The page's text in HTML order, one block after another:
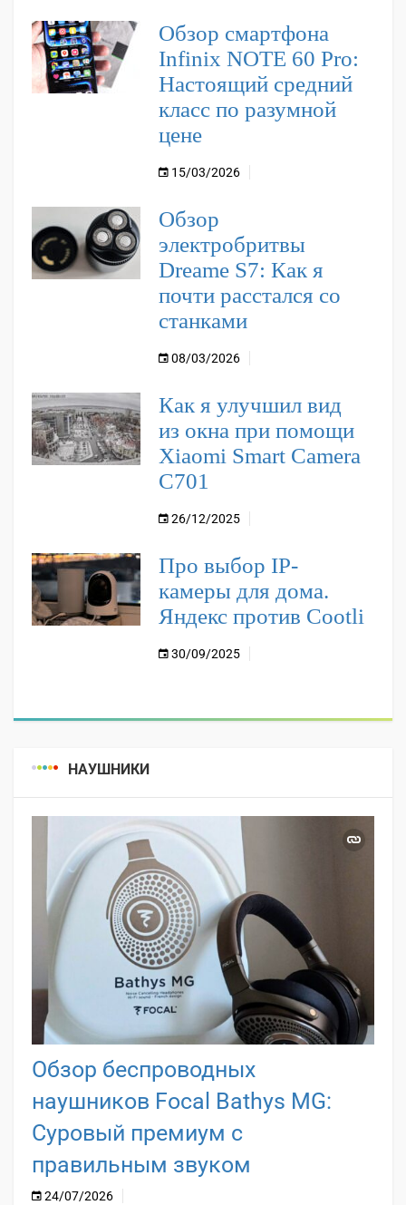
Обзор смартфона
Infinix NOTE 60 Pro:
Настоящий средний
класс по разумной
цене
15/03/2026
Обзор
электробритвы
Dreame S7: Как я
почти расстался со
станками
08/03/2026
Как я улучшил вид
из окна при помощи
Xiaomi Smart Camera
C701
26/12/2025
Про выбор IP-
камеры для дома.
Яндекс против Cootli
30/09/2025
НАУШНИКИ
Обзор беспроводных
наушников Focal Bathys MG:
Суровый премиум с
правильным звуком
24/07/2026